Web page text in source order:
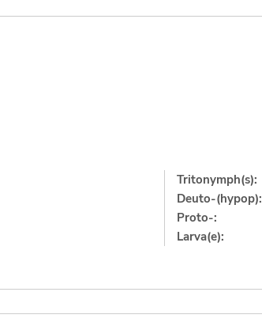
Tritonymph(s):
Deuto-(hypop):
Proto-:
Larva(e):